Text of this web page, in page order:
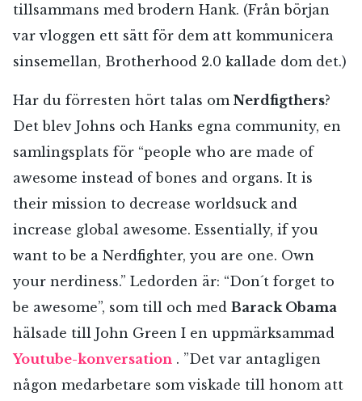
tillsammans med brodern Hank. (Från början
var vloggen ett sätt för dem att kommunicera
sinsemellan, Brotherhood 2.0 kallade dom det.)
Har du förresten hört talas om Nerdfigthers?
Det blev Johns och Hanks egna community, en
samlingsplats för “people who are made of
awesome instead of bones and organs. It is
their mission to decrease worldsuck and
increase global awesome. Essentially, if you
want to be a Nerdfighter, you are one. Own
your nerdiness.” Ledorden är: “Don´t forget to
be awesome”, som till och med Barack Obama
hälsade till John Green I en uppmärksammad
Youtube-konversation . ”Det var antagligen
någon medarbetare som viskade till honom att